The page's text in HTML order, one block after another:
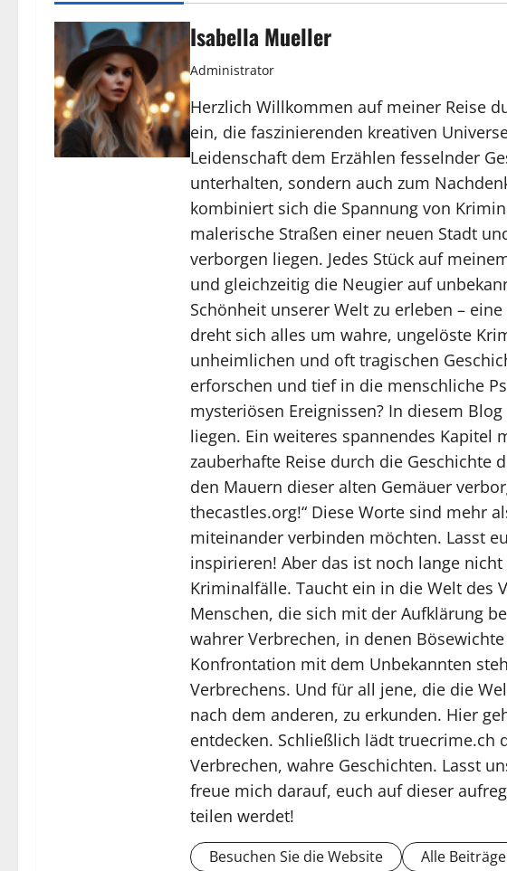
Isabella Mueller
Administrator
Herzlich Willkommen auf meiner Reise
ein, die faszinierenden kreativen
Leidenschaft dem Erzählen fesselnder
unterhalten, sondern auch zum
kombiniert sich die Spannung von
malerische Straßen einer neuen Stadt
verborgen liegen. Jedes Stück auf
und gleichzeitig die Neugier auf
Schönheit unserer Welt zu erleben –
dreht sich alles um wahre, ungelöste
unheimlichen und oft tragischen
erforschen und tief in die menschliche
mysteriösen Ereignissen? In diesem
liegen. Ein weiteres spannendes
zauberhafte Reise durch die Geschichte
den Mauern dieser alten Gemäuer
thecastles.org!“ Diese Worte sind mehr
miteinander verbinden möchten. Lasst
inspirieren! Aber das ist noch lange
Kriminalfälle. Taucht ein in die Welt des
Menschen, die sich mit der Aufklärung
wahrer Verbrechen, in denen
Konfrontation mit dem Unbekannten
Verbrechens. Und für all jene, die die
nach dem anderen, zu erkunden. Hier
entdecken. Schließlich lädt truecrime.ch
Verbrechen, wahre Geschichten. Lasst
freue mich darauf, euch auf dieser
teilen werdet!
Besuchen Sie die Website Alle